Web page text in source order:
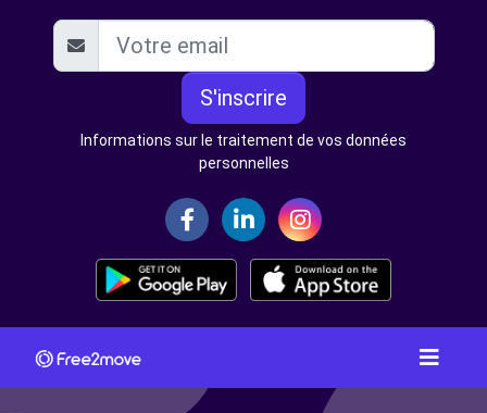
S'inscrire
Informations sur le traitement de vos données
personnelles